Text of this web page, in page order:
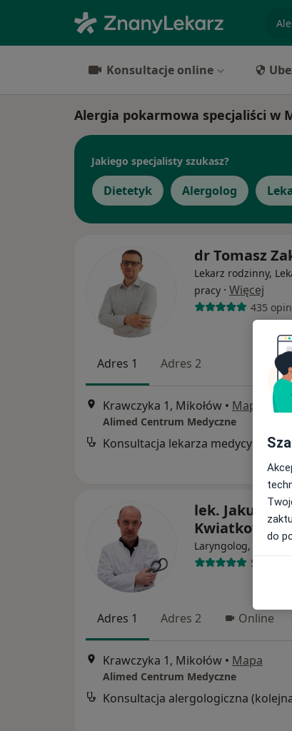
Konsultacje online
Alergia pokarmowa specjaliści w
Jakiego specjalisty szukasz?
Dietetyk Alergolog
dr Tomasz
Lekarz rodzinny,
pracy · Więcej
435
Adres 1 Adres 2
Krawczyka 1, Mikołów • Mapa
Alimed Centrum Medyczne
Konsultacja lekarza medycyny
lek. Jakub
Kwiatkowski
Laryngolog,
520 opinii
Adres 1 Adres 2 Online
Krawczyka 1, Mikołów • Mapa
Alimed Centrum Medyczne
do